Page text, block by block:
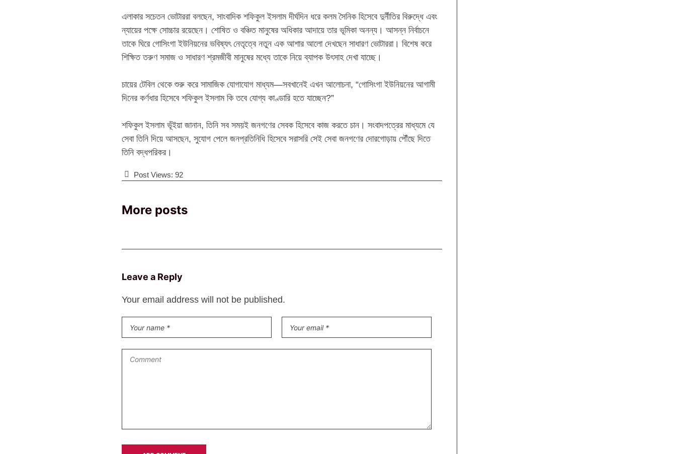
‎​এলাকার সচেতন ভোটাররা বলছেন, সাংবাদিক শফিকুল ইসলাম দীর্ঘদিন ধরে কলম সৈনিক হিসেবে দুর্নীতির বিরুদ্ধে এবং
ন্যায়ের পক্ষে সোচ্চার রয়েছেন। শোষিত ও বঞ্চিত মানুষের অধিকার আদায়ে তার ভূমিকা অনন্য। আসন্ন নির্বাচনে
তাকে ঘিরে গোসিংগা ইউনিয়নের ভবিষ্যৎ নেতৃত্বে নতুন এক আশার আলো দেখছেন সাধারণ ভোটাররা। বিশেষ করে
শিক্ষিত তরুণ সমাজ ও সাধারণ শ্রমজীবী মানুষের মধ্যে তাকে নিয়ে ব্যাপক উৎসাহ দেখা যাচ্ছে।
‎​চায়ের টেবিল থেকে শুরু করে সামাজিক যোগাযোগ মাধ্যম—সবখানেই এখন আলোচনা, “গোসিংগা ইউনিয়নের আগামী
দিনের কর্ণধার হিসেবে শফিকুল ইসলাম কি তবে যোগ্য কাণ্ডারি হতে যাচ্ছেন?”
‎​শফিকুল ইসলাম ভূঁইয়া জানান, তিনি সব সময়ই জনগণের সেবক হিসেবে কাজ করতে চান। সংবাদপত্রের মাধ্যমে যে
সেবা তিনি দিয়ে আসছেন, সুযোগ পেলে জনপ্রতিনিধি হিসেবে সরাসরি সেই সেবা জনগণের দোরগোড়ায় পৌঁছে দিতে
তিনি বদ্ধপরিকর।
Post Views: 92
More posts
Leave a Reply
Your email address will not be published.